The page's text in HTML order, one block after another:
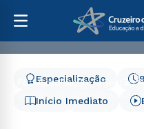
Pós-Graduação
Gestão e
Gestão de Comunicação
Início Imediato
Especialização